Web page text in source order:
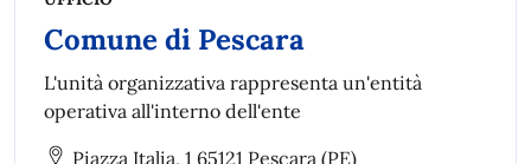
Comune di Pescara
L'unità organizzativa rappresenta un'entità
operativa all'interno dell'ente
Piazza Italia, 1 65121 Pescara (PE)